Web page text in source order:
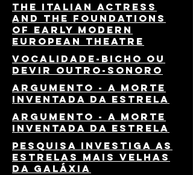
The Italian Actress
and the Foundations
of Early Modern
European Theatre
vocalidade-bicho ou
devir outro-sonoro
Argumento - a morte
inventada da estrela
Argumento - a morte
inventada da estrela
Pesquisa investiga as
estrelas mais velhas
da Galáxia